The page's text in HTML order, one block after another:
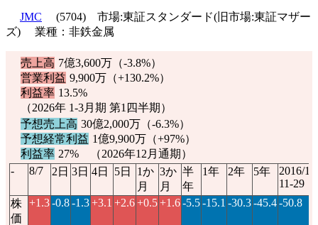
JMC
(5704) 市場:東証スタンダード(旧市場:東証マザー
ズ) 業種：非鉄金属
売上高 7億3,600万（-3.8%）
営業利益 9,900万（+130.2%）
利益率 13.5%
（2026年 1-3月期 第1四半期）
予想売上高 30億2,000万（-6.3%）
予想経常利益 1億9,900万（+97%）
利益率 27% （2026年12月通期）
-
8/7 2日 3日 4日 5日
1か
月
3か
月
半
年
1年 2年 5年
2016/
11-29
株
価
+1.3-0.8-1.3+3.1 +2.6+0.5+1.6-5.5-15.1 -30.3-45.4-50.8